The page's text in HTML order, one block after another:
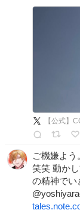
【公式】
ご機嫌よ
笑笑 動か
の精神でい